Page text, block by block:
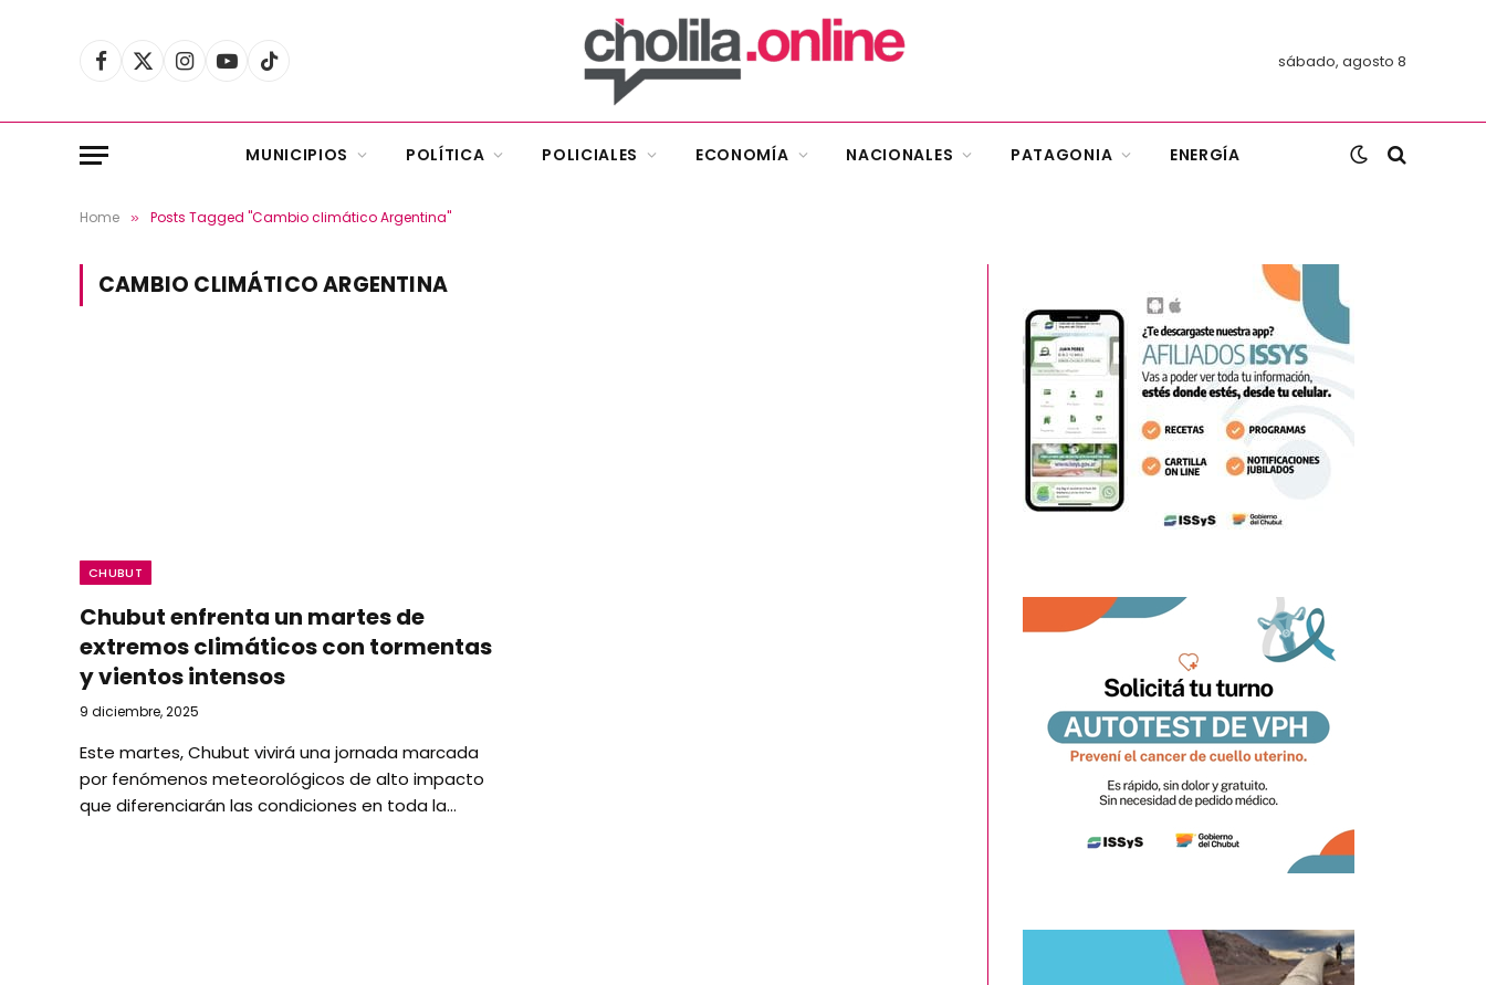
Facebook
X
Instagram
YouTubeTikTok sábado, agosto 8
MUNICIPIOS POLÍTICA POLICIALES ECONOMÍA NACIONALES PATAGONIA ENERGÍA
Home » Posts Tagged "Cambio climático Argentina"
CAMBIO CLIMÁTICO ARGENTINA
CHUBUT
Chubut enfrenta un martes de
extremos climáticos con tormentas
y vientos intensos
9 diciembre, 2025
Este martes, Chubut vivirá una jornada marcada
por fenómenos meteorológicos de alto impacto
que diferenciarán las condiciones en toda la…